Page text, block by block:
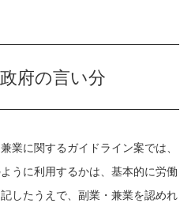
府の言い分
業に関するガイドライン案では、
うに利用するかは、基本的に労働
したうえで、副業・兼業を認めれ